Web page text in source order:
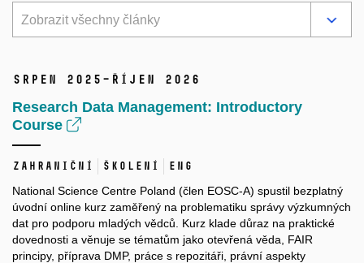
Zobrazit všechny články
srpen 2025–říjen 2026
Research Data Management: Introductory
Course
Zahraniční Školení ENG
National Science Centre Poland (člen EOSC-A) spustil bezplatný
úvodní online kurz zaměřený na problematiku správy výzkumných
dat pro podporu mladých vědců. Kurz klade důraz na praktické
dovednosti a věnuje se tématům jako otevřená věda, FAIR
principy, příprava DMP, práce s repozitáři, právní aspekty